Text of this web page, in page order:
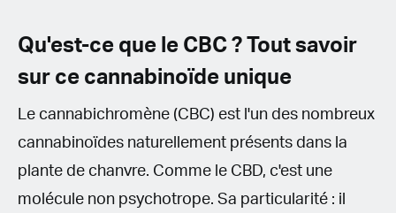
Qu'est-ce que le CBC ? Tout savoir
sur ce cannabinoïde unique
Le cannabichromène (CBC) est l'un des nombreux
cannabinoïdes naturellement présents dans la
plante de chanvre. Comme le CBD, c'est une
molécule non psychotrope. Sa particularité : il